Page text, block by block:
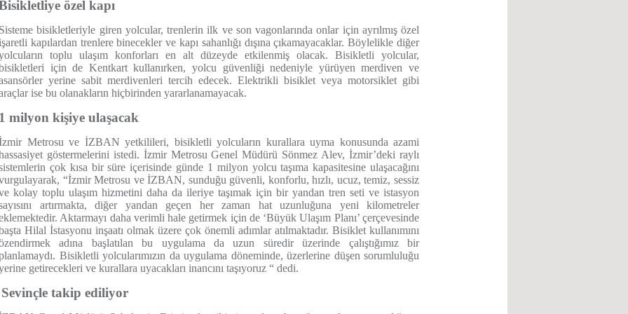
özel kapı
bisikletleriyle giren yolcular, trenlerin ilk ve son vagonlarında onlar için ayrılmış özel
kapılardan trenlere binecekler ve kapı sahanlığı dışına çıkamayacaklar. Böylelikle diğer
toplu ulaşım konforları en alt düzeyde etkilenmiş olacak. Bisikletli yolcular,
için de Kentkart kullanırken, yolcu güvenliği nedeniyle yürüyen merdiven ve
yerine sabit merdivenleri tercih edecek. Elektrikli bisiklet veya motorsiklet gibi
ise bu olanakların hiçbirinden yararlanamayacak.
milyon kişiye ulaşacak
Metrosu ve İZBAN yetkilileri, bisikletli yolcuların kurallara uyma konusunda azami
göstermelerini istedi. İzmir Metrosu Genel Müdürü Sönmez Alev, İzmir’deki raylı
çok kısa bir süre içerisinde günde 1 milyon yolcu taşıma kapasitesine ulaşacağını
“İzmir Metrosu ve İZBAN, sunduğu güvenli, konforlu, hızlı, ucuz, temiz, sessiz
kolay toplu ulaşım hizmetini daha da ileriye taşımak için bir yandan tren seti ve istasyon
artırmakta, diğer yandan geçen her zaman hat uzunluğuna yeni kilometreler
Aktarmayı daha verimli hale getirmek için de ‘Büyük Ulaşım Planı’ çerçevesinde
Hilal İstasyonu inşaatı olmak üzere çok önemli adımlar atılmaktadır. Bisiklet kullanımını
adına başlatılan bu uygulama da uzun süredir üzerinde çalıştığımız bir
Bisikletli yolcularımızın da uygulama döneminde, üzerlerine düşen sorumluluğu
getirecekleri ve kurallara uyacakları inancını taşıyoruz “ dedi.
Sevinçle takip ediliyor